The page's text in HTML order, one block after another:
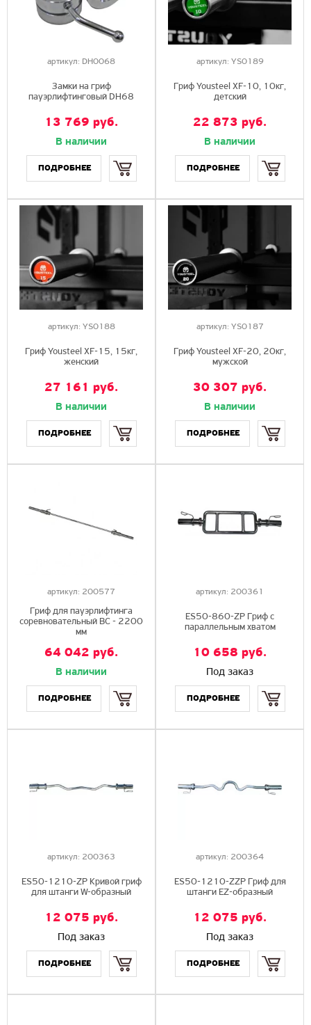
артикул: DH0068
Замки на гриф
пауэрлифтинговый DH68
13 769 руб.
В наличии
артикул: YS0189
Гриф Yousteel XF-10, 10кг,
детский
22 873 руб.
В наличии
артикул: YS0188
Гриф Yousteel XF-15, 15кг,
женский
27 161 руб.
В наличии
артикул: YS0187
Гриф Yousteel XF-20, 20кг,
мужской
30 307 руб.
В наличии
артикул: 200577
Гриф для пауэрлифтинга
соревновательный ВС - 2200
мм
64 042 руб.
В наличии
артикул: 200361
ES50-860-ZP Гриф с
параллельным хватом
10 658 руб.
Под заказ
артикул: 200363
ES50-1210-ZP Кривой гриф
для штанги W-образный
12 075 руб.
Под заказ
артикул: 200364
ES50-1210-ZZP Гриф для
штанги EZ-образный
12 075 руб.
Под заказ